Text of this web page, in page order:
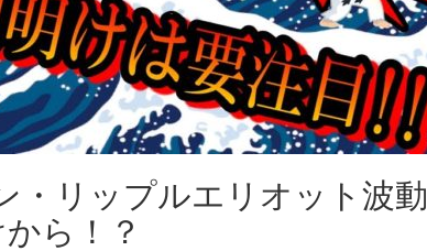
・リップルエリオット波動
ら！？